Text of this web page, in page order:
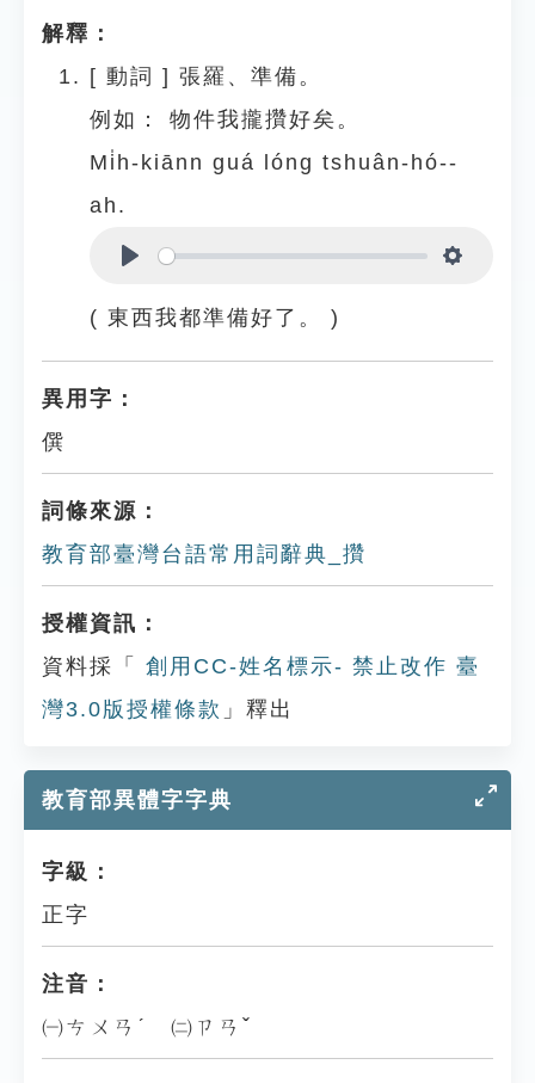
解釋：
[ 動詞 ] 張羅、準備。
例如：
物件我攏攢好矣。
Mi̍h-kiānn guá lóng tshuân-hó--
ah.
( 東西我都準備好了。 )
異用字：
僎
詞條來源：
教育部臺灣台語常用詞辭典_攢
授權資訊：
資料採「
創用CC-姓名標示- 禁止改作 臺
灣3.0版授權條款 」釋出
教育部異體字字典
字級：
正字
注音：
㈠ㄘㄨㄢˊ ㈡ㄗㄢˇ